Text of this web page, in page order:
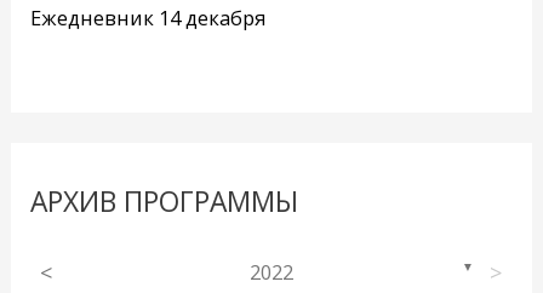
Ежедневник 14 декабря
АРХИВ ПРОГРАММЫ
< 2022 ▼ >